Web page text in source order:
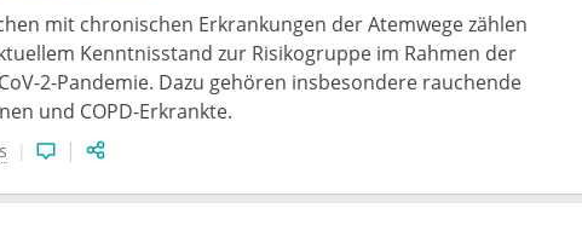
mit chronischen Erkrankungen der Atemwege zählen
Kenntnisstand zur Risikogruppe im Rahmen der
CoV-2-Pandemie. Dazu gehören insbesondere rauchende
und COPD-Erkrankte.